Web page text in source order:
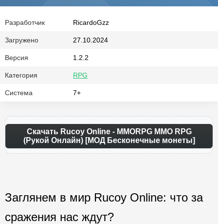
Разработчик RicardoGzz
Загружено 27.10.2024
Версия 1.2.2
Категория RPG
Система 7+
Скачать Rucoy Online - MMORPG MMO RPG
(Рукой Онлайн) [МОД Бесконечные монеты]
Заглянем в мир Rucoy Online: что за
сражения нас ждут?